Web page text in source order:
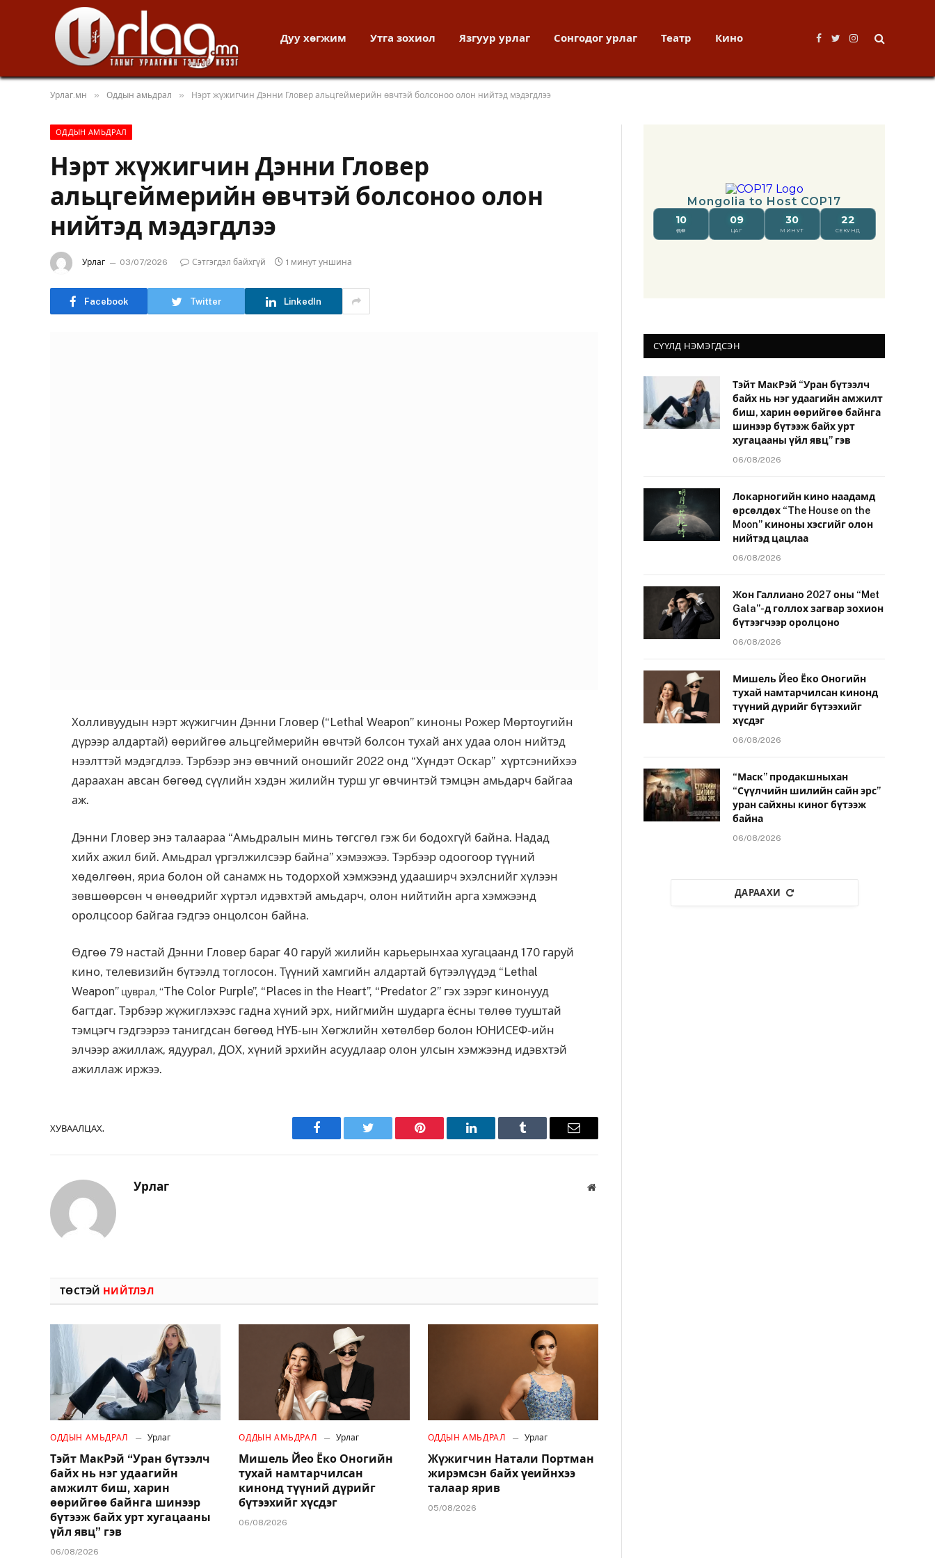
Дуу хөгжим Утга зохиол Язгуур урлаг Сонгодог урлаг Театр Кино
Facebook
TwitterInstagram
Урлаг.мн » Оддын амьдрал » Нэрт жүжигчин Дэнни Гловер альцгеймерийн өвчтэй болсоноо олон нийтэд мэдэгдлээ
ОДДЫН АМЬДРАЛ
Нэрт жүжигчин Дэнни Гловер
альцгеймерийн өвчтэй болсоноо олон
нийтэд мэдэгдлээ
Урлаг 03/07/2026 Сэтгэгдэл байхгүй 1 минут уншина
Facebook Twitter LinkedIn
Холливуудын нэрт жүжигчин Дэнни Гловер (“Lethal Weapon” киноны Рожер Мөртоугийн
дүрээр алдартай) өөрийгөө альцгеймерийн өвчтэй болсон тухай анх удаа олон нийтэд
нээлттэй мэдэгдлээ. Тэрбээр энэ өвчний оношийг 2022 онд “Хүндэт Оскар” хүртсэнийхээ
дараахан авсан бөгөөд сүүлийн хэдэн жилийн турш уг өвчинтэй тэмцэн амьдарч байгаа
аж.
Дэнни Гловер энэ талаараа “Амьдралын минь төгсгөл гэж би бодохгүй байна. Надад
хийх ажил бий. Амьдрал үргэлжилсээр байна” хэмээжээ. Тэрбээр одоогоор түүний
хөдөлгөөн, яриа болон ой санамж нь тодорхой хэмжээнд удааширч эхэлснийг хүлээн
зөвшөөрсөн ч өнөөдрийг хүртэл идэвхтэй амьдарч, олон нийтийн арга хэмжээнд
оролцсоор байгаа гэдгээ онцолсон байна.
Өдгөө 79 настай Дэнни Гловер бараг 40 гаруй жилийн карьерынхаа хугацаанд 170 гаруй
кино, телевизийн бүтээлд тоглосон. Түүний хамгийн алдартай бүтээлүүдэд “Lethal
Weapon” цуврал, “The Color Purple”, “Places in the Heart”, “Predator 2” гэх зэрэг кинонууд
багтдаг. Тэрбээр жүжиглэхээс гадна хүний эрх, нийгмийн шударга ёсны төлөө тууштай
тэмцэгч гэдгээрээ танигдсан бөгөөд НҮБ-ын Хөгжлийн хөтөлбөр болон ЮНИСЕФ-ийн
элчээр ажиллаж, ядуурал, ДОХ, хүний эрхийн асуудлаар олон улсын хэмжээнд идэвхтэй
ажиллаж иржээ.
ХУВААЛЦАХ.
Facebook Twitter Pinterest LinkedIn Tumblr Имэйл
Урлаг Вэбсайт
ТӨСТЭЙ НИЙТЛЭЛ
ОДДЫН АМЬДРАЛ Урлаг
Тэйт МакРэй “Уран бүтээлч
байх нь нэг удаагийн
амжилт биш, харин
өөрийгөө байнга шинээр
бүтээж байх урт хугацааны
үйл явц” гэв
06/08/2026
ОДДЫН АМЬДРАЛ Урлаг
Мишель Йео Ёко Оногийн
тухай намтарчилсан
кинонд түүний дүрийг
бүтээхийг хүсдэг
06/08/2026
ОДДЫН АМЬДРАЛ Урлаг
Жүжигчин Натали Портман
жирэмсэн байх үеийнхээ
талаар ярив
05/08/2026
СҮҮЛД НЭМЭГДСЭН
Тэйт МакРэй “Уран бүтээлч
байх нь нэг удаагийн амжилт
биш, харин өөрийгөө байнга
шинээр бүтээж байх урт
хугацааны үйл явц” гэв
06/08/2026
Локарногийн кино наадамд
өрсөлдөх “The House on the
Moon” киноны хэсгийг олон
нийтэд цацлаа
06/08/2026
Жон Галлиано 2027 оны “Met
Gala”-д голлох загвар зохион
бүтээгчээр оролцоно
06/08/2026
Мишель Йео Ёко Оногийн
тухай намтарчилсан кинонд
түүний дүрийг бүтээхийг
хүсдэг
06/08/2026
“Маск” продакшныхан
“Сүүлчийн шилийн сайн эрс”
уран сайхны киног бүтээж
байна
06/08/2026
ДАРААХИ